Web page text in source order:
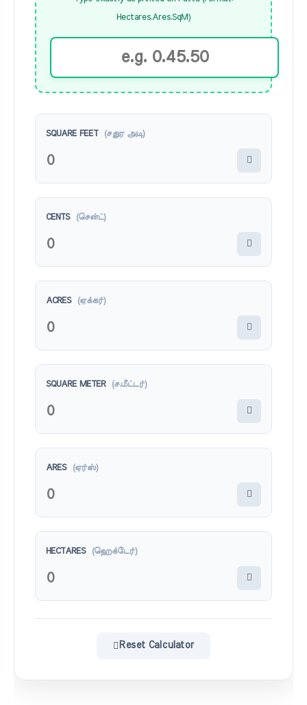
Hectares.Ares.SqM)
SQUARE FEET (சதுர அடி)
CENTS (சென்ட்)
ACRES (ஏக்கர்)
SQUARE METER (ச.மீட்டர்)
ARES (ஏர்ஸ்)
HECTARES (ஹெக்டேர்)
Reset Calculator